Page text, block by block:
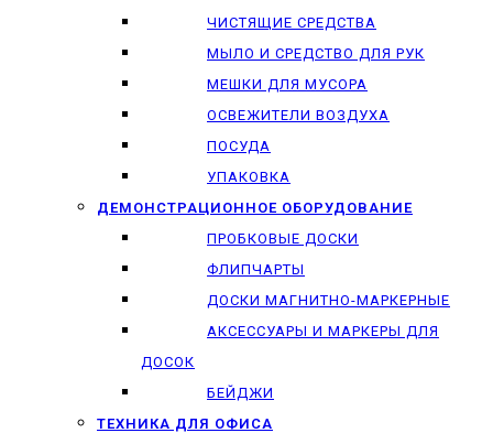
ЧИСТЯЩИЕ СРЕДСТВА
МЫЛО И СРЕДСТВО ДЛЯ РУК
МЕШКИ ДЛЯ МУСОРА
ОСВЕЖИТЕЛИ ВОЗДУХА
ПОСУДА
УПАКОВКА
ДЕМОНСТРАЦИОННОЕ ОБОРУДОВАНИЕ
ПРОБКОВЫЕ ДОСКИ
ФЛИПЧАРТЫ
ДОСКИ МАГНИТНО-МАРКЕРНЫЕ
АКСЕССУАРЫ И МАРКЕРЫ ДЛЯ
ДОСОК
БЕЙДЖИ
ТЕХНИКА ДЛЯ ОФИСА